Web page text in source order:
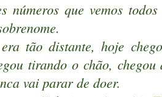
números que vemos
tão distante, hoje
tirando o chão,
vai parar de doer.